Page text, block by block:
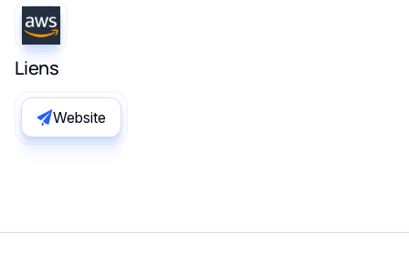
Liens
Website